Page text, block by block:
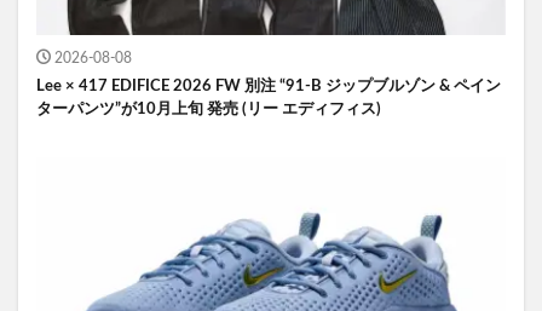
2026-08-08
Lee × 417 EDIFICE 2026 FW 別注 “91-B ジップブルゾン & ペイン
ターパンツ”が10月上旬 発売 (リー エディフィス)